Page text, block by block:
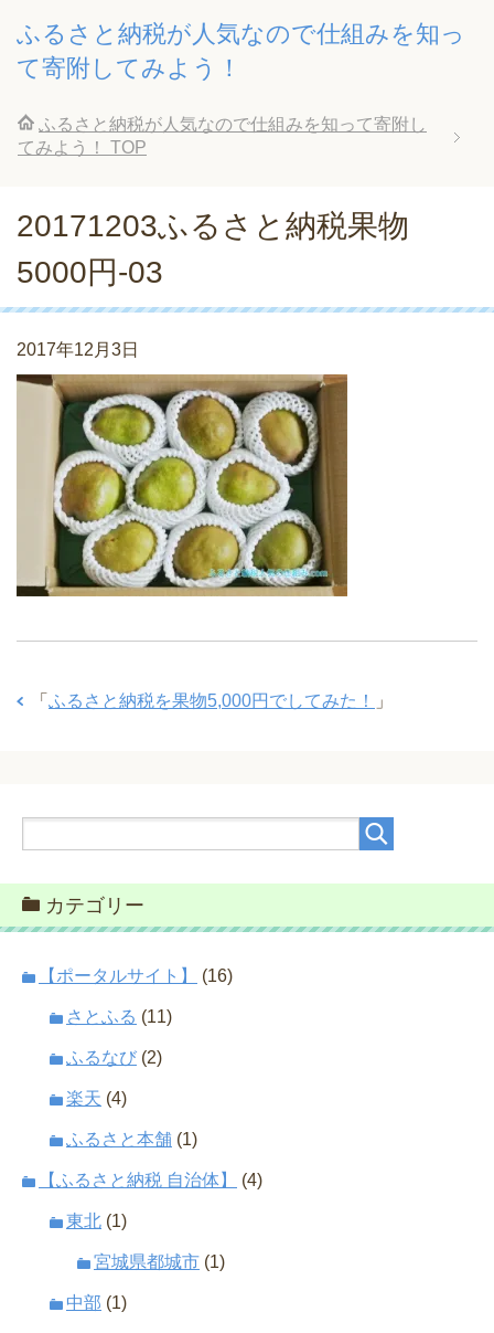
ふるさと納税が人気なので仕組みを知っ
て寄附してみよう！
ふるさと納税が人気なので仕組みを知って寄附し
てみよう！
TOP
20171203ふるさと納税果物
5000円-03
2017年12月3日
「 ふるさと納税を果物5,000円でしてみた！ 」
カテゴリー
【ポータルサイト】 (16)
さとふる (11)
ふるなび (2)
楽天 (4)
ふるさと本舗 (1)
【ふるさと納税 自治体】 (4)
東北 (1)
宮城県都城市 (1)
中部 (1)